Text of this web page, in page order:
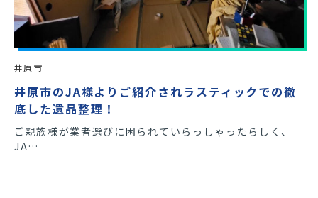
井原市
井原市のJA様よりご紹介されラスティックでの徹
底した遺品整理！
ご親族様が業者選びに困られていらっしゃったらしく、
JA…